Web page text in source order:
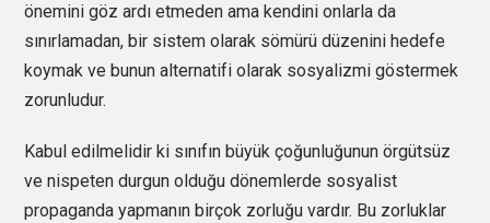
önemini göz ardı etmeden ama kendini onlarla da
sınırlamadan, bir sistem olarak sömürü düzenini hedefe
koymak ve bunun alternatifi olarak sosyalizmi göstermek
zorunludur.
Kabul edilmelidir ki sınıfın büyük çoğunluğunun örgütsüz
ve nispeten durgun olduğu dönemlerde sosyalist
propaganda yapmanın birçok zorluğu vardır. Bu zorluklar